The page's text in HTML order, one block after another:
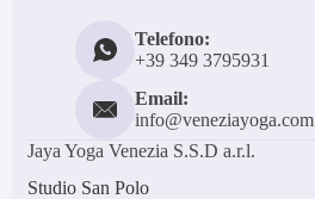
Telefono:
+39 349 3795931
Email:
info@veneziayoga.com
Jaya Yoga Venezia S.S.D a.r.l.
Studio San Polo